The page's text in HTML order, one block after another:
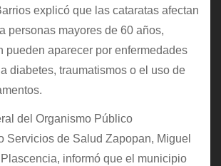
explicó que las cataratas afectan
personas mayores de 60 años,
pueden aparecer por enfermedades
diabetes, traumatismos o el uso de
del Organismo Público
Servicios de Salud Zapopan, Miguel
informó que el municipio